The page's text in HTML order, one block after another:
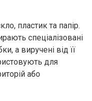
пластик та папір.
спеціалізовані
а виручені від її
для
або